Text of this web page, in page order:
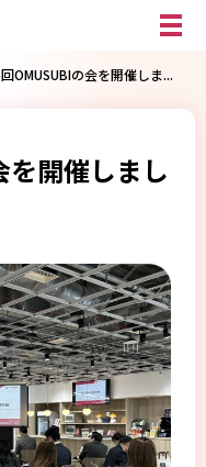
OMUSUBIの会を開催しま...
開催しまし